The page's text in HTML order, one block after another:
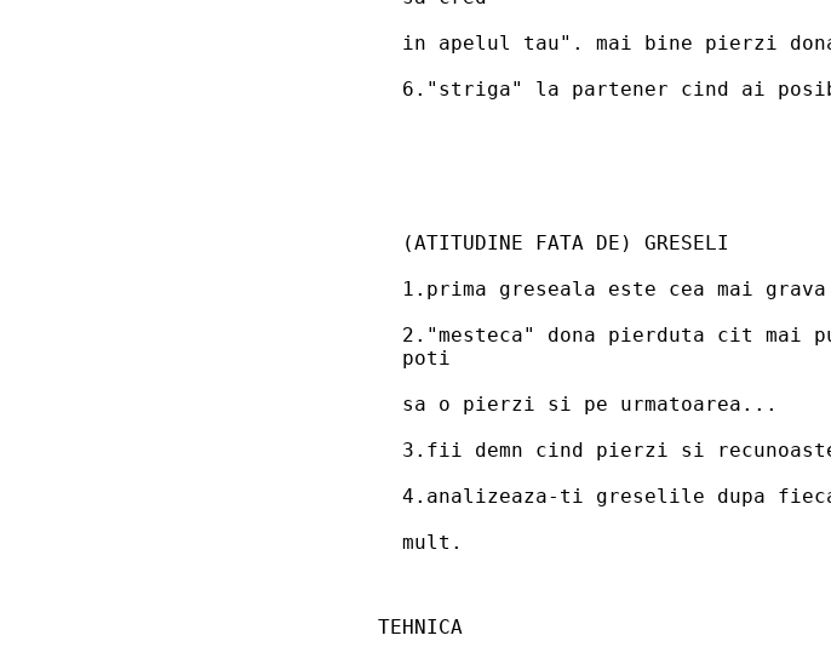
in apelul tau". mai bine pierzi
6."striga" la partener cind ai
  (ATITUDINE FATA DE) GRESELI
1.prima greseala este cea mai
2."mesteca" dona pierduta cit mai
  poti
  sa o pierzi si pe urmatoarea...
3.fii demn cind pierzi si
4.analizeaza-ti greselile dupa
  mult.
TEHNICA